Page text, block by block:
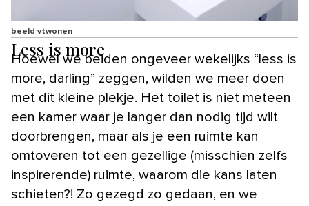
beeld vtwonen
Less is more
Hoewel we beiden ongeveer wekelijks “less is
more, darling” zeggen, wilden we meer doen
met dit kleine plekje. Het toilet is niet meteen
een kamer waar je langer dan nodig tijd wilt
doorbrengen, maar als je een ruimte kan
omtoveren tot een gezellige (misschien zelfs
inspirerende) ruimte, waarom die kans laten
schieten?! Zo gezegd zo gedaan, en we